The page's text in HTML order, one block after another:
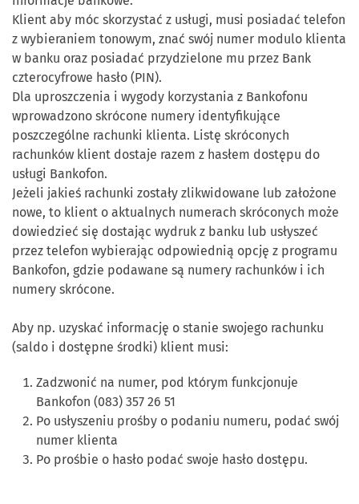
Klient aby móc skorzystać z usługi, musi posiadać telefon
z wybieraniem tonowym, znać swój numer modulo klienta
w banku oraz posiadać przydzielone mu przez Bank
czterocyfrowe hasło (PIN).
Dla uproszczenia i wygody korzystania z Bankofonu
wprowadzono skrócone numery identyfikujące
poszczególne rachunki klienta. Listę skróconych
rachunków klient dostaje razem z hasłem dostępu do
usługi Bankofon.
Jeżeli jakieś rachunki zostały zlikwidowane lub założone
nowe, to klient o aktualnych numerach skróconych może
dowiedzieć się dostając wydruk z banku lub usłyszeć
przez telefon wybierając odpowiednią opcję z programu
Bankofon, gdzie podawane są numery rachunków i ich
numery skrócone.
Aby np. uzyskać informację o stanie swojego rachunku
(saldo i dostępne środki) klient musi:
Zadzwonić na numer, pod którym funkcjonuje
Bankofon (083) 357 26 51
Po usłyszeniu prośby o podaniu numeru, podać swój
numer klienta
Po prośbie o hasło podać swoje hasło dostępu.